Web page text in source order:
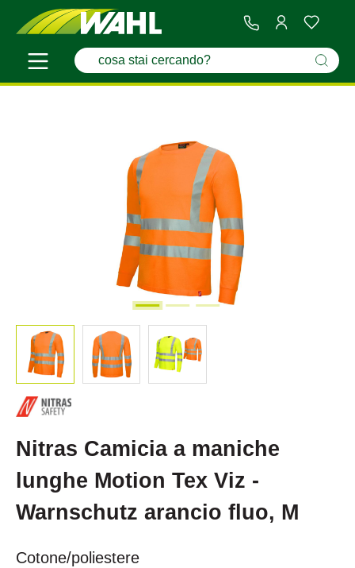
Nitras Camicia a maniche
lunghe Motion Tex Viz -
Warnschutz arancio fluo, M
Cotone/poliestere